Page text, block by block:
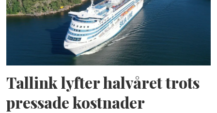
Tallink lyfter halvåret trots
pressade kostnader